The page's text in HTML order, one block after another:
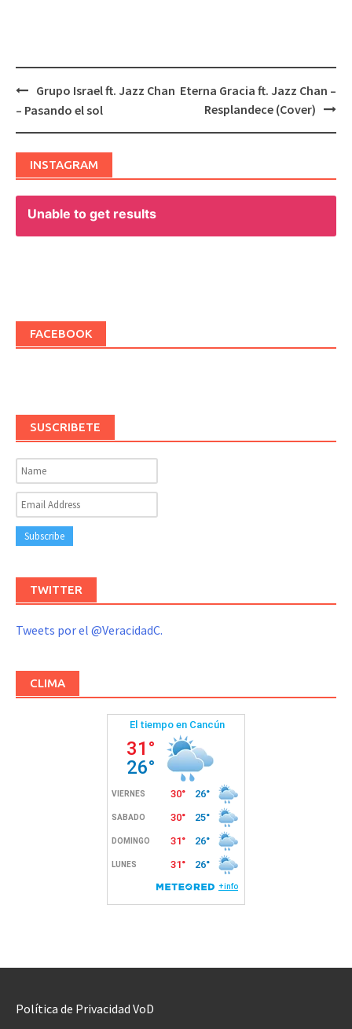
Post
Grupo Israel ft. Jazz Chan
– Pasando el sol
Eterna Gracia ft. Jazz Chan –
Resplandece (Cover)
INSTAGRAM
Unable to get results
FACEBOOK
SUSCRIBETE
TWITTER
Tweets por el @VeracidadC.
CLIMA
Política de Privacidad VoD